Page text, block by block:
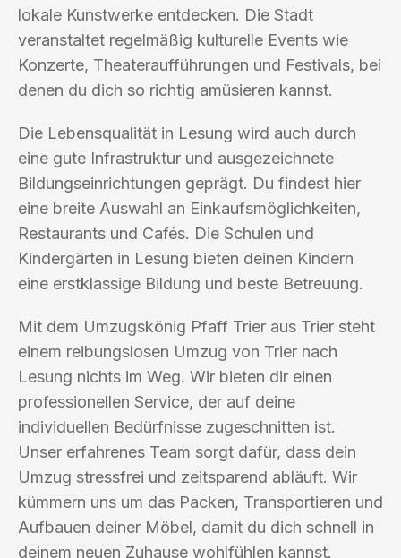
lokale Kunstwerke entdecken. Die Stadt
veranstaltet regelmäßig kulturelle Events wie
Konzerte, Theateraufführungen und Festivals, bei
denen du dich so richtig amüsieren kannst.
Die Lebensqualität in Lesung wird auch durch
eine gute Infrastruktur und ausgezeichnete
Bildungseinrichtungen geprägt. Du findest hier
eine breite Auswahl an Einkaufsmöglichkeiten,
Restaurants und Cafés. Die Schulen und
Kindergärten in Lesung bieten deinen Kindern
eine erstklassige Bildung und beste Betreuung.
Mit dem Umzugskönig Pfaff Trier aus Trier steht
einem reibungslosen Umzug von Trier nach
Lesung nichts im Weg. Wir bieten dir einen
professionellen Service, der auf deine
individuellen Bedürfnisse zugeschnitten ist.
Unser erfahrenes Team sorgt dafür, dass dein
Umzug stressfrei und zeitsparend abläuft. Wir
kümmern uns um das Packen, Transportieren und
Aufbauen deiner Möbel, damit du dich schnell in
deinem neuen Zuhause wohlfühlen kannst.